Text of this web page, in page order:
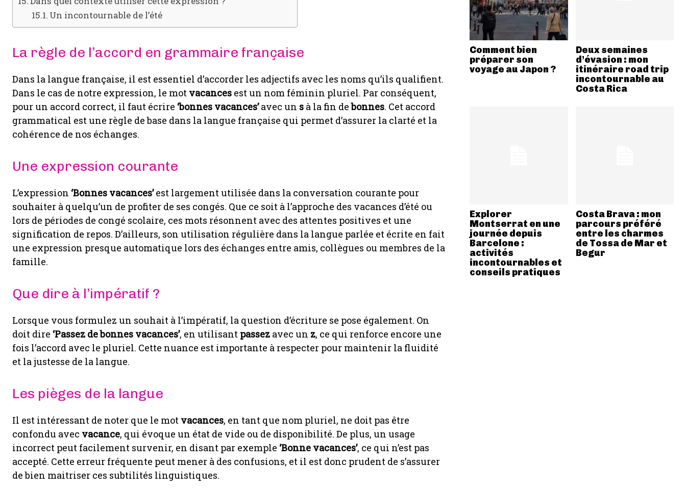
Un incontournable de l’été
La règle de l’accord en grammaire française
Dans la langue française, il est essentiel d’accorder les adjectifs avec les noms qu’ils qualifient.
Dans le cas de notre expression, le mot vacances est un nom féminin pluriel. Par conséquent,
pour un accord correct, il faut écrire ‘bonnes vacances’avec un s à la fin debonnes. Cet accord
grammatical est une règle de base dans la langue française qui permet d’assurer la clarté et la
cohérence de nos échanges.
Une expression courante
L’expression ‘Bonnes vacances’est largement utilisée dans la conversation courante pour
souhaiter à quelqu’un de profiter de ses congés. Que ce soit à l’approche des vacances d’été ou
lors de périodes de congé scolaire, ces mots résonnent avec des attentes positives et une
signification de repos. D’ailleurs, son utilisation régulière dans la langue parlée et écrite en fait
une expression presque automatique lors des échanges entre amis, collègues ou membres de la
famille.
Que dire à l’impératif ?
Lorsque vous formulez un souhait à l’impératif, la question d’écriture se pose également. On
doit dire ‘Passez de bonnes vacances’, en utilisant passez avec un z, ce qui renforce encore une
fois l’accord avec le pluriel. Cette nuance est importante à respecter pour maintenir la fluidité
et la justesse de la langue.
Les pièges de la langue
Il est intéressant de noter que le mot vacances, en tant que nom pluriel, ne doit pas être
confondu avec vacance, qui évoque un état de vide ou de disponibilité. De plus, un usage
incorrect peut facilement survenir, en disant par exemple ‘Bonne vacances’, ce qui n’est pas
accepté. Cette erreur fréquente peut mener à des confusions, et il est donc prudent de s’assurer
de bien maitriser ces subtilités linguistiques.
Comment bien
préparer son
voyage au Japon ?
Deux semaines
d’évasion : mon
itinéraire road trip
incontournable au
Costa Rica
Explorer
Montserrat en une
journée depuis
Barcelone :
activités
incontournables et
conseils pratiques
Costa Brava : mon
parcours préféré
entre les charmes
de Tossa de Mar et
Begur